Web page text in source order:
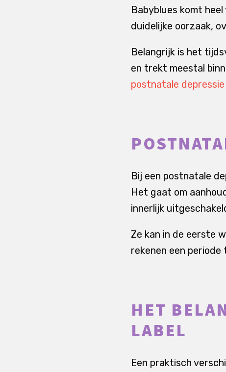
Babyblues komt
duidelijke oorzaak,
Belangrijk is het
en trekt meestal
postnatale depressie
Bij een postnatale
Het gaat om
innerlijk
Ze kan in de eerste
rekenen een periode
HET
LABEL
Een praktisch